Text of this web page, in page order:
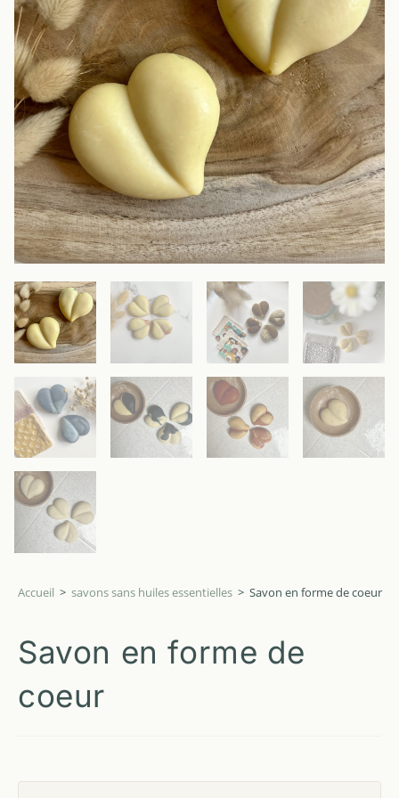
Accueil > savons sans huiles essentielles > Savon en forme de coeur
Savon en forme de
coeur